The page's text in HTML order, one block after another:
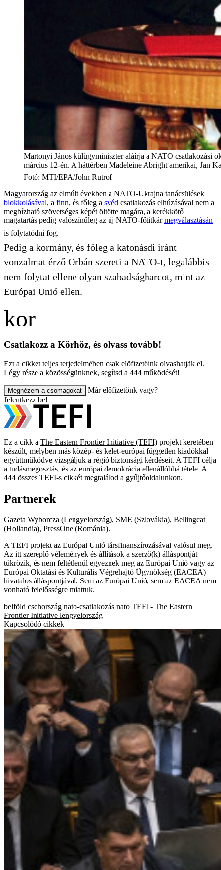
Martonyi János külügyminiszter aláírja a NATO csatlakozási
március 12-én. A háttérben Madeleine Abright amerikai, Jan
Fotó: MTI/EPA/John Rutrof
Magyarország az elmúlt években a NATO-Ukrajna tanácsülések
blokkolásával, a finn, és főleg a svéd csatlakozás elhúzásával nem a
megbízható szövetséges képét öltötte magára, a kerékkötő
magatartás pedig valószínűleg az új NATO-főtitkármegválasztásán
is folytatódni fog.
Pedig a kormány, és főleg a katonásdi iránt
vonzalmat érző Orbán szereti a NATO-t, legalábbis
nem folytat ellene olyan szabadságharcot, mint az
Európai Unió ellen.
Csatlakozz a Körhöz, és olvass tovább!
Ezt a cikket teljes terjedelmében csak előfizetőink olvashatják el.
Légy része a közösségünknek, segítsd a 444 működését!
Megnézem a csomagokat
Már előfizetőnk vagy?
Jelentkezz be!
Ez a cikk a The Eastern Frontier Initiative (TEFI) projekt keretében
készült, melyben más közép- és kelet-európai független kiadókkal
együttműködve vizsgáljuk a régió biztonsági kérdéseit. A TEFI célja
a tudásmegosztás, és az európai demokrácia ellenállóbbá tétele. A
444 összes TEFI-s cikkét megtalálod a gyűjtőoldalunkon.
Partnerek
Gazeta Wyborcza (Lengyelország), SME (Szlovákia), Bellingcat
(Hollandia), PressOne (Románia).
A TEFI projekt az Európai Unió társfinanszírozásával valósul meg.
Az itt szereplő vélemények és állítások a szerző(k) álláspontját
tükrözik, és nem feltétlenül egyeznek meg az Európai Unió vagy az
Európai Oktatási és Kulturális Végrehajtó Ügynökség (EACEA)
hivatalos álláspontjával. Sem az Európai Unió, sem az EACEA nem
vonható felelősségre miattuk.
belföld csehország nato-csatlakozás nato TEFI - The Eastern
Frontier Initiative lengyelország
Kapcsolódó cikkek